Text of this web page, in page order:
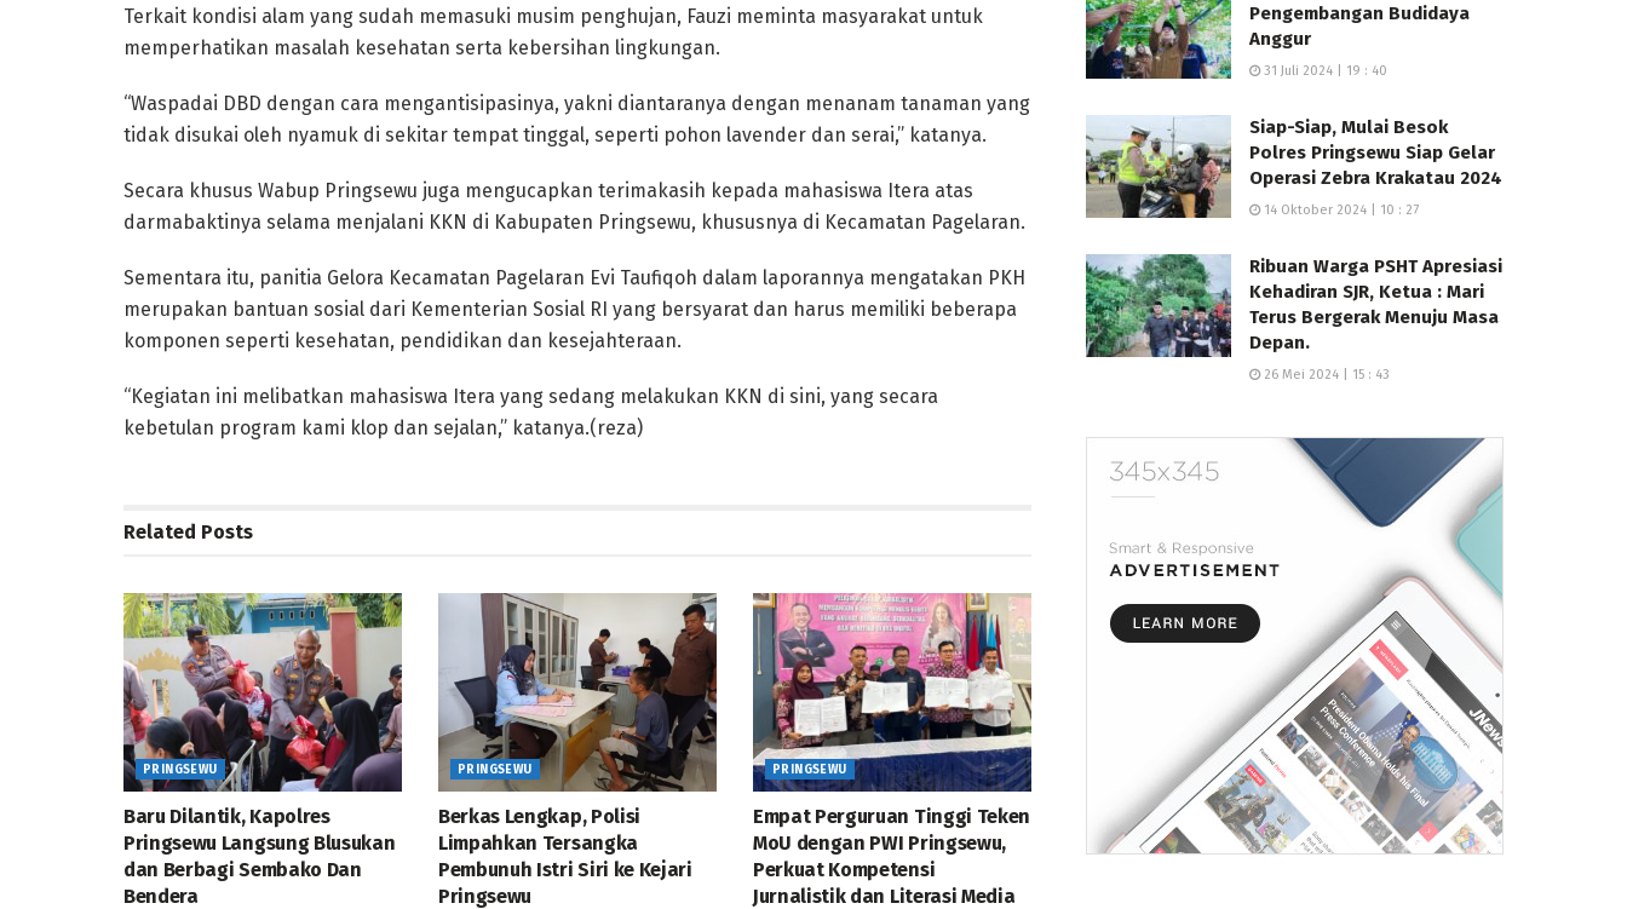
Terkait kondisi alam yang sudah memasuki musim penghujan, Fauzi meminta masyarakat untuk
memperhatikan masalah kesehatan serta kebersihan lingkungan.
“Waspadai DBD dengan cara mengantisipasinya, yakni diantaranya dengan menanam tanaman yang
tidak disukai oleh nyamuk di sekitar tempat tinggal, seperti pohon lavender dan serai,” katanya.
Secara khusus Wabup Pringsewu juga mengucapkan terimakasih kepada mahasiswa Itera atas
darmabaktinya selama menjalani KKN di Kabupaten Pringsewu, khususnya di Kecamatan Pagelaran.
Sementara itu, panitia Gelora Kecamatan Pagelaran Evi Taufiqoh dalam laporannya mengatakan PKH
merupakan bantuan sosial dari Kementerian Sosial RI yang bersyarat dan harus memiliki beberapa
komponen seperti kesehatan, pendidikan dan kesejahteraan.
“Kegiatan ini melibatkan mahasiswa Itera yang sedang melakukan KKN di sini, yang secara
kebetulan program kami klop dan sejalan,” katanya.(reza)
Related Posts
PRINGSEWU
Baru Dilantik, Kapolres
Pringsewu Langsung Blusukan
dan Berbagi Sembako Dan
Bendera
PRINGSEWU
Berkas Lengkap, Polisi
Limpahkan Tersangka
Pembunuh Istri Siri ke Kejari
Pringsewu
PRINGSEWU
Empat Perguruan Tinggi Teken
MoU dengan PWI Pringsewu,
Perkuat Kompetensi
Jurnalistik dan Literasi Media
Pengembangan Budidaya
Anggur
31 Juli 2024 | 19 : 40
Siap-Siap, Mulai Besok
Polres Pringsewu Siap Gelar
Operasi Zebra Krakatau 2024
14 Oktober 2024 | 10 : 27
Ribuan Warga PSHT Apresiasi
Kehadiran SJR, Ketua : Mari
Terus Bergerak Menuju Masa
Depan.
26 Mei 2024 | 15 : 43